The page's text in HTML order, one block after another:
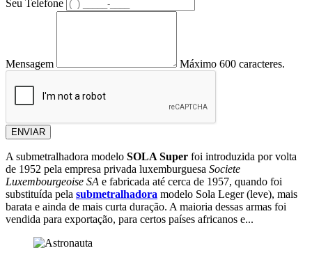
Seu Telefone
Mensagem Máximo 600 caracteres.
ENVIAR
A submetralhadora modelo SOLA Super foi introduzida por volta
de 1952 pela empresa privada luxemburguesa Societe
Luxembourgeoise SA e fabricada até cerca de 1957, quando foi
substituída pela submetralhadora modelo Sola Leger (leve), mais
barata e ainda de mais curta duração. A maioria dessas armas foi
vendida para exportação, para certos países africanos e...